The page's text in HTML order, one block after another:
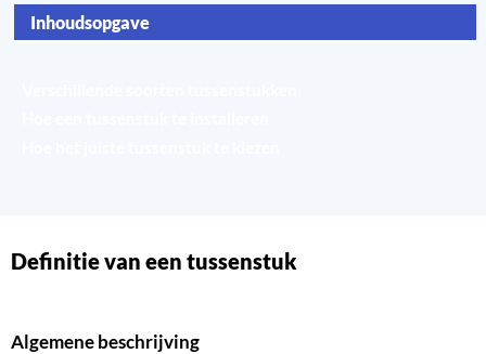
Inhoudsopgave
Definitie van een tussenstuk
Algemene beschrijving